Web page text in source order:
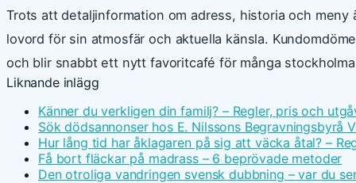
Trots att detaljinformation om adress, historia och
lovord för sin atmosfär och aktuella känsla.
och blir snabbt ett nytt favoritcafé för många
Liknande inlägg
Känner du verkligen din familj? – Regler, pris och
Sök dödsannonser hos E. Nilssons Begravningsbyrå
Hur lång tid har åklagaren på sig att väcka åtal? –
Få bort fläckar på madrass – 6 beprövade metoder
Den otroliga vandringen svensk dubbning – var du